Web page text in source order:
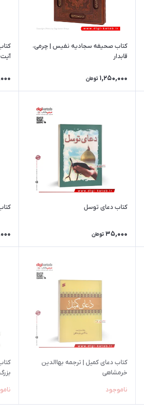
کتاب صحیفه سجادیه نفیس | چرمی،
قابدار
1,250,000 تومان
کتاب دعای توسل
35,000 تومان
کتاب دعای کمیل | ترجمه بهاالدین
خرمشاهی
ناموجود